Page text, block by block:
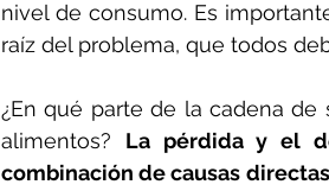
nivel de consumo. Es
raíz del problema, que todos
¿En qué parte de la cadena
alimentos? La pérdida y el
combinación de causas